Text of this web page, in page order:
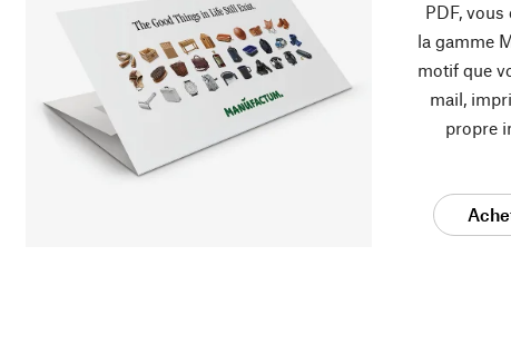
PDF,
la gamme
motif que
mail,
propre